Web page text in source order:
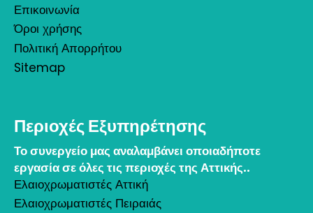
Επικοινωνία
Όροι χρήσης
Πολιτική Απορρήτου
Sitemap
Περιοχές Εξυπηρέτησης
Το συνεργείο μας αναλαμβάνει οποιαδήποτε
εργασία σε όλες τις περιοχές της Αττικής..
Ελαιοχρωματιστές Αττική
Ελαιοχρωματιστές Πειραιάς